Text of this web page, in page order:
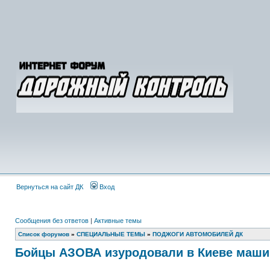
Вернуться на сайт ДК Вход
Сообщения без ответов | Активные темы
Список форумов » СПЕЦИАЛЬНЫЕ ТЕМЫ » ПОДЖОГИ АВТОМОБИЛЕЙ ДК
Бойцы АЗОВА изуродовали в Киеве